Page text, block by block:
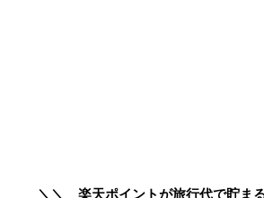
＼＼ 楽天ポイントが旅行代で貯ま